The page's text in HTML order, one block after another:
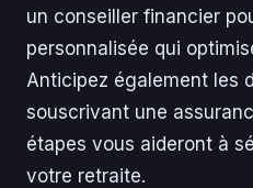
un conseiller financier
personnalisée qui
Anticipez également les
souscrivant une
étapes vous aideront à
votre retraite.